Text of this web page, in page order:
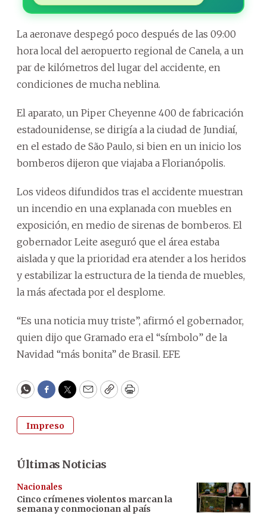
La aeronave despegó poco después de las 09:00
hora local del aeropuerto regional de Canela, a un
par de kilómetros del lugar del accidente, en
condiciones de mucha neblina.
El aparato, un Piper Cheyenne 400 de fabricación
estadounidense, se dirigía a la ciudad de Jundiaí,
en el estado de São Paulo, si bien en un inicio los
bomberos dijeron que viajaba a Florianópolis.
Los videos difundidos tras el accidente muestran
un incendio en una explanada con muebles en
exposición, en medio de sirenas de bomberos. El
gobernador Leite aseguró que el área estaba
aislada y que la prioridad era atender a los heridos
y estabilizar la estructura de la tienda de muebles,
la más afectada por el desplome.
“Es una noticia muy triste”, afirmó el gobernador,
quien dijo que Gramado era el “símbolo” de la
Navidad “más bonita” de Brasil. EFE
WhatsApp
Facebook
Twitter
EmailCopyPrint
Impreso
Últimas Noticias
Nacionales
Cinco crímenes violentos marcan la
semana y conmocionan al país